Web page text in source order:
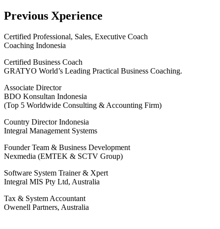
Previous Xperience
Certified Professional, Sales, Executive Coach
Coaching Indonesia
Certified Business Coach
GRATYO World’s Leading Practical Business Coaching.
Associate Director
BDO Konsultan Indonesia
(Top 5 Worldwide Consulting & Accounting Firm)
Country Director Indonesia
Integral Management Systems
Founder Team & Business Development
Nexmedia (EMTEK & SCTV Group)
Software System Trainer & Xpert
Integral MIS Pty Ltd, Australia
Tax & System Accountant
Owenell Partners, Australia